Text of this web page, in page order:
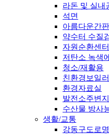
라돈 및 실내
석면
아름다운간판
약수터 수질
자원순환센
저탄소 녹색
청소/재활용
친환경보일러
환경자료실
발전소주변
수산물 방사
생활/교통
강동구도로